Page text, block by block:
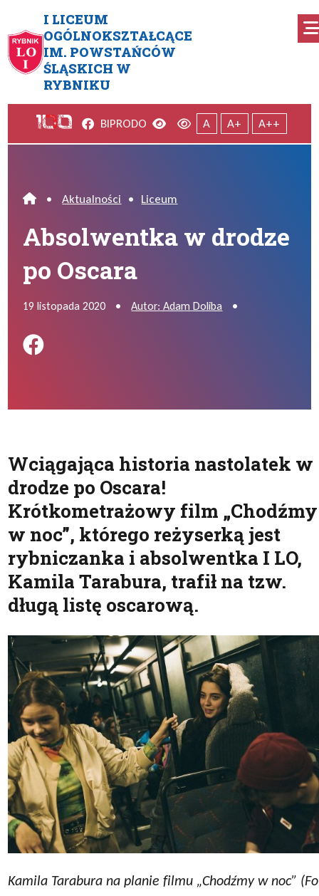
I LICEUM
OGÓLNOKSZTAŁCĄCE
IM. POWSTAŃCÓW
ŚLĄSKICH W
RYBNIKU
Absolwentka w drodze po
Facebook
BIPRODO Wersja kontrastowa
Wersja domyślna
A A+ A++
Home
• Aktualności • Liceum
Absolwentka w drodze
po Oscara
19 listopada 2020 • Autor: Adam Doliba •
Podziel się na FB
Wciągająca historia nastolatek w
drodze po Oscara!
Krótkometrażowy film „Chodźmy
w noc”, którego reżyserką jest
rybniczanka i absolwentka I LO,
Kamila Tarabura, trafił na tzw.
długą listę oscarową.
Kamila Tarabura na planie filmu „Chodźmy w noc”